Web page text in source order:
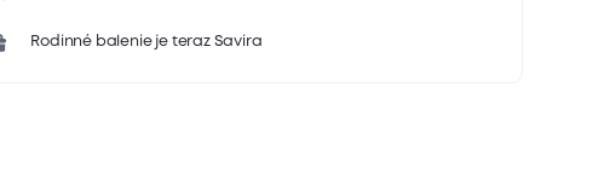
Rodinné balenie je teraz Savira